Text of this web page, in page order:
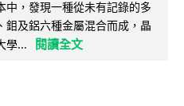
中，發現一種從未有記錄的多
鉬及鋁六種金屬混合而成，晶
學...
閱讀全文